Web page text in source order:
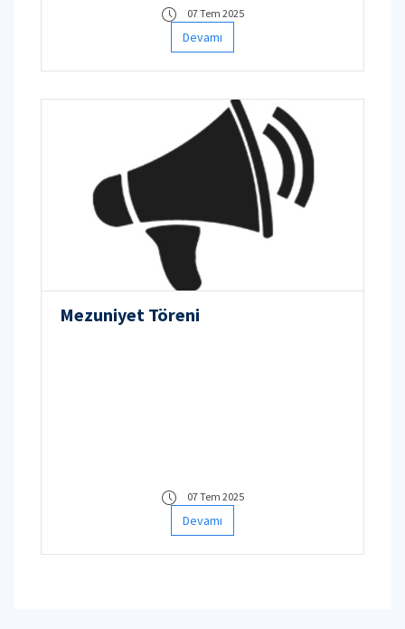
07 Tem 2025
Devamı
Mezuniyet Töreni
07 Tem 2025
Devamı